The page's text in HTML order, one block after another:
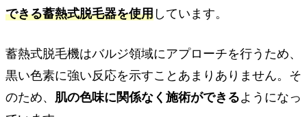
できる蓄熱式脱毛器を使用 しています。
蓄熱式脱毛機はバルジ領域にアプローチを行うため、
黒い色素に強い反応を示すことあまりありません。そ
のため、 肌の色味に関係なく施術ができるようになっ